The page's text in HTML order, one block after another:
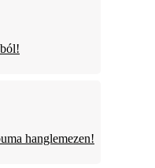
hanglemezen!